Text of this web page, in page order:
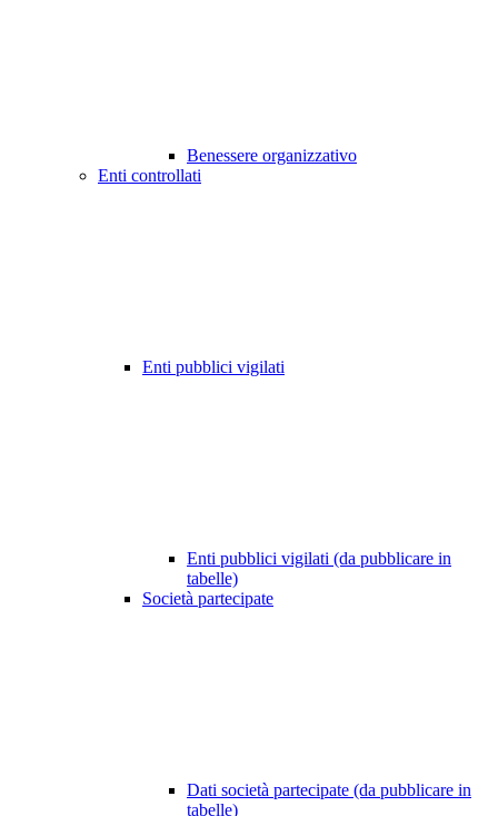
Benessere organizzativo
Enti controllati
Enti pubblici vigilati
Enti pubblici vigilati (da pubblicare in
tabelle)
Società partecipate
Dati società partecipate (da pubblicare in
tabelle)